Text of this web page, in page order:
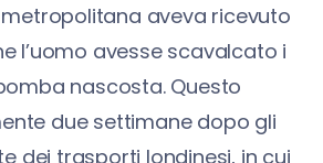
aveva ricevuto
l’uomo avesse scavalcato i
nascosta. Questo
due settimane dopo gli
dei trasporti londinesi, in cui